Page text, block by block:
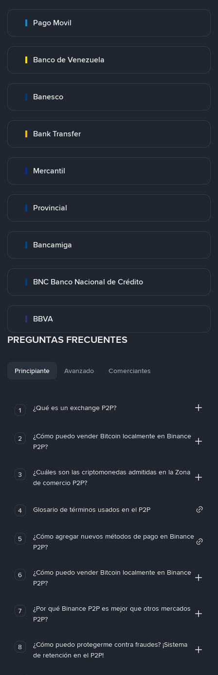
Pago Movil
Banco de Venezuela
Banesco
Bank Transfer
Mercantil
Provincial
Bancamiga
BNC Banco Nacional de Crédito
BBVA
PREGUNTAS FRECUENTES
Principiante Avanzado Comerciantes
1 ¿Qué es un exchange P2P?
2
¿Cómo puedo vender Bitcoin localmente en Binance
P2P?
3
¿Cuáles son las criptomonedas admitidas en la Zona
de comercio P2P?
4 Glosario de términos usados en el P2P
5
¿Cómo agregar nuevos métodos de pago en Binance
P2P?
6
¿Cómo puedo vender Bitcoin localmente en Binance
P2P?
7
¿Por qué Binance P2P es mejor que otros mercados
P2P?
8
¿Cómo puedo protegerme contra fraudes? ¡Sistema
de retención en el P2P!